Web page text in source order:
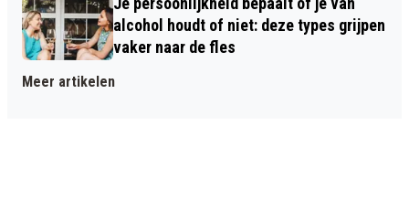
alcohol houdt of niet: deze types grijpen
vaker naar de fles
Meer artikelen